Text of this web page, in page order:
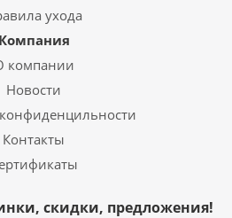
ухода
Компания
компании
Новости
Контакты
скидки, предложения!